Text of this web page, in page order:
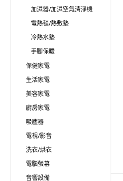
加濕器/加濕空氣清淨機
電熱毯/熱敷墊
冷熱水墊
手腳保暖
保健家電
生活家電
美容家電
廚房家電
吸塵器
電視/影音
洗衣/烘衣
電腦螢幕
音響設備